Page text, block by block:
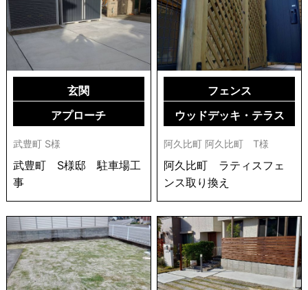
玄関
アプローチ
武豊町 S様
武豊町 S様邸 駐車場工
事
フェンス
ウッドデッキ・テラス
阿久比町 阿久比町 T様
阿久比町 ラティスフェ
ンス取り換え